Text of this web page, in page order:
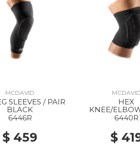
MCDAVID
SLEEVES / PAIR
BLACK
6446R
$ 459
MCDAVID
HEX
KNEE/
SLEEVES /6440R
$